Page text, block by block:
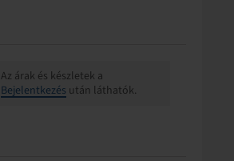
Az árak és készletek a
Bejelentkezés után láthatók.